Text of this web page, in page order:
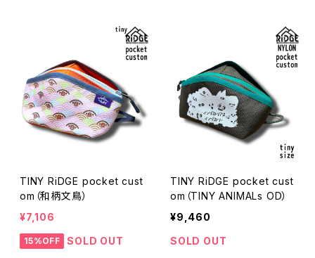
TINY RiDGE pocket cust
om（和柄文鳥）
¥7,106
15%OFF SOLD OUT
TINY RiDGE pocket cust
om（TINY ANIMALs OD）
¥9,460
SOLD OUT